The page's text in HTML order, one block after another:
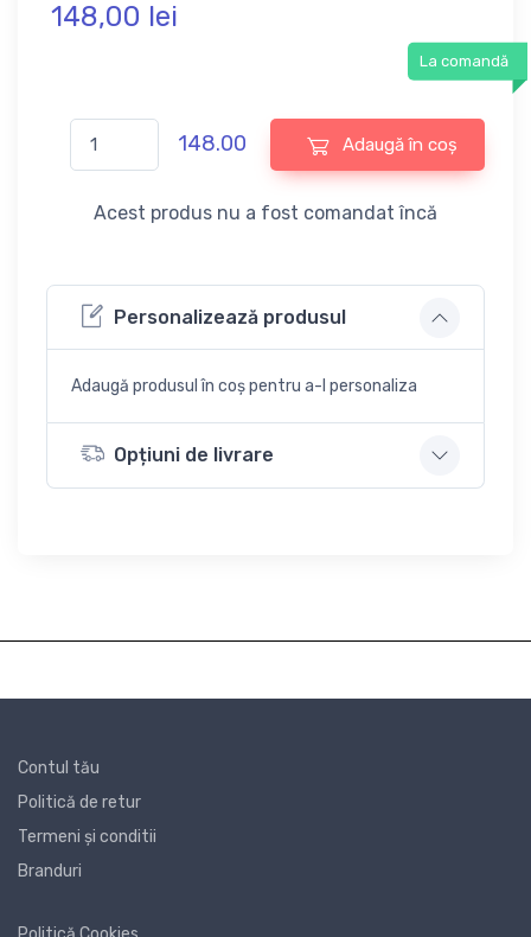
148,00 lei
La comandă
148.00 Adaugă în coș
Acest produs nu a fost comandat încă
Personalizează produsul
Adaugă produsul în coș pentru a-l personaliza
Opțiuni de livrare
Contul tău
Politică de retur
Termeni și conditii
Branduri